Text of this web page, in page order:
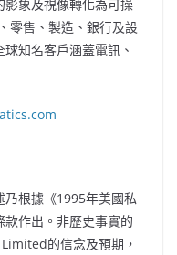
影象及視像轉化為可操
零售、製造、銀行及設
知名客戶涵蓋電訊、
根據《1995年美國私
作出。非歷史事實的
的信念及預期，